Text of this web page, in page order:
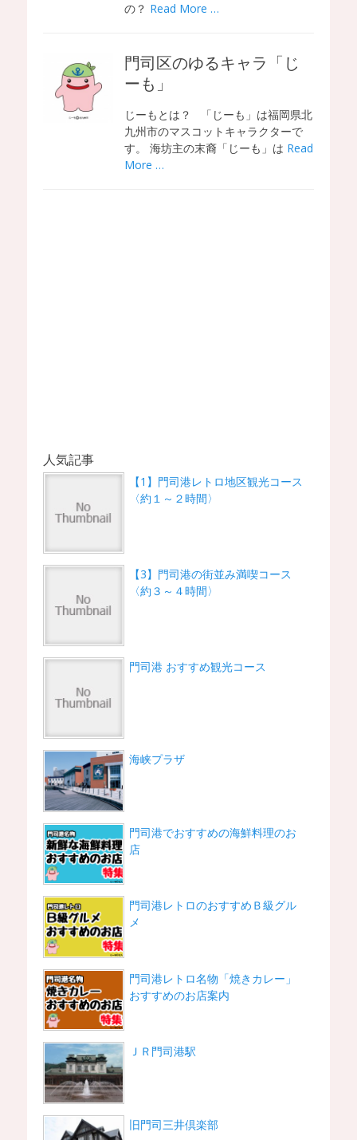
の？ Read More …
門司区のゆるキャラ「じ
ーも」
じーもとは？ 「じーも」は福岡県北
九州市のマスコットキャラクターで
す。 海坊主の末裔「じーも」は Read
More …
人気記事
【1】門司港レトロ地区観光コース
〈約１～２時間〉
【3】門司港の街並み満喫コース
〈約３～４時間〉
門司港 おすすめ観光コース
海峡プラザ
門司港でおすすめの海鮮料理のお
店
門司港レトロのおすすめＢ級グル
メ
門司港レトロ名物「焼きカレー」
おすすめのお店案内
ＪＲ門司港駅
旧門司三井倶楽部